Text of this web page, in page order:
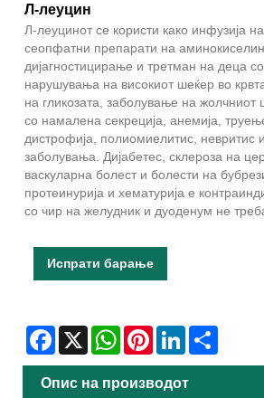
Л-леуцин
Л-леуцинот се користи како инфузија
сеопфатни препарати на
дијагностицирање и третман на деца
нарушувања на високиот шеќер во
на гликозата, заболување на жолчниот
со намалена секреција, анемија,
дистрофија, полиомиелитис, невритис
заболувања. Дијабетес, склероза на
васкуларна болест и болести на
протеинурија и хематурија е
со чир на желудник и дуоденум не
Испрати барање
Facebook
X WhatsAppPinterestLinkedIn
Опис на производот